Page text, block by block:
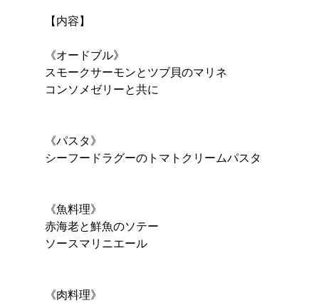
【内容】
《オードブル》
スモークサーモンとツブ貝のマリネ
コンソメゼリーと共に
《パスタ》
シーフードラグーのトマトクリームパスタ
《魚料理》
赤海老と鮮魚のソテー
ソースマリニエール
《肉料理》